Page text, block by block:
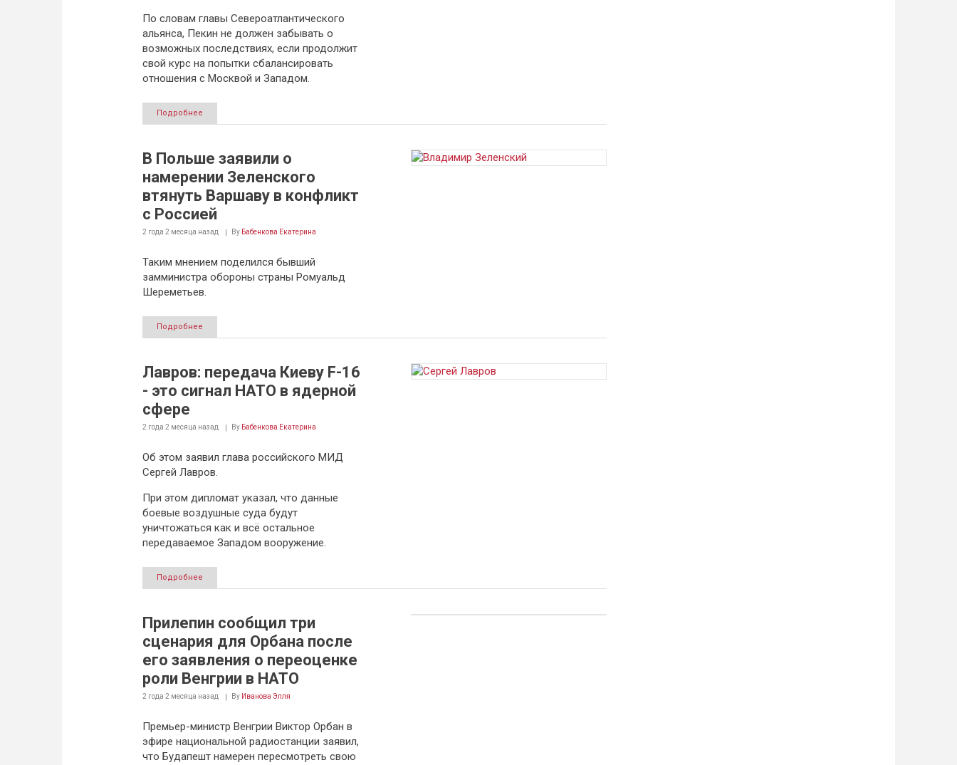
По словам главы Североатлантического
альянса, Пекин не должен забывать о
возможных последствиях, если продолжит
свой курс на попытки сбалансировать
отношения с Москвой и Западом.
Подробнее
В Польше заявили о
намерении Зеленского
втянуть Варшаву в конфликт
с Россией
2 года 2 месяца назад By Бабенкова Екатерина
Таким мнением поделился бывший
замминистра обороны страны Ромуальд
Шереметьев.
Подробнее
Лавров: передача Киеву F-16
- это сигнал НАТО в ядерной
сфере
2 года 2 месяца назад By Бабенкова Екатерина
Об этом заявил глава российского МИД
Сергей Лавров.
При этом дипломат указал, что данные
боевые воздушные суда будут
уничтожаться как и всё остальное
передаваемое Западом вооружение.
Подробнее
Прилепин сообщил три
сценария для Орбана после
его заявления о переоценке
роли Венгрии в НАТО
2 года 2 месяца назад By Иванова Элля
Премьер-министр Венгрии Виктор Орбан в
эфире национальной радиостанции заявил,
что Будапешт намерен пересмотреть свою